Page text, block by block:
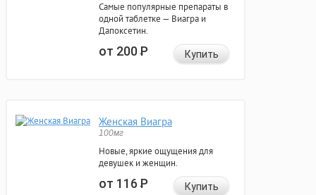
Самые популярные препараты в
одной таблетке — Виагра и
Дапоксетин.
от 200Р Купить
Женская Виагра
100мг
Новые, яркие ощущения для
девушек и женщин.
от 116Р Купить